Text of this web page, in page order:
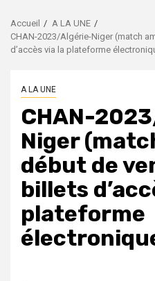
Accueil
A LA UNE
CHAN-2023/Algérie-Niger (match
d’accès via la plateforme
A LA UNE
CHAN-
Niger
début de
billets
plateforme